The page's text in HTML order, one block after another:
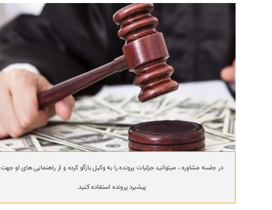
در جلسه مشاوره ، میتوانید جزئیات پرونده را به وکیل بازگو کرده و از راهنمایی های او جهت
پیشبرد پرونده استفاده کنید.